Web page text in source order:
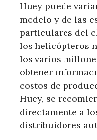
Huey puede
modelo y de las
particulares del
los helicópteros
los varios
obtener
costos de
Huey, se
directamente a
distribuidores